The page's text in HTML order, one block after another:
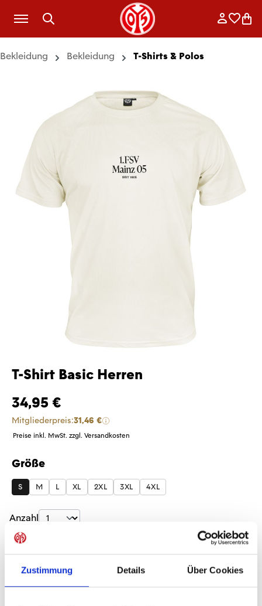
Zustimmung Details Über Cookies
Zum Hauptinhalt springen
Bekleidung Bekleidung T-Shirts & Polos
T-Shirt Basic Herren
34,95 €
Mitgliederpreis:31,46 €
Preise inkl. MwSt. zzgl. Versandkosten
Größe
auswählen
S M L XL 2XL 3XL 4XL
Produkt Anzahl: Gib den gewünschten
Anzahl
Sofort verfügbar, Lieferzeit: 1-3 Tage